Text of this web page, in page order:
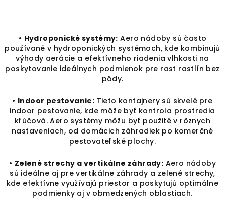
• Hydroponické systémy: Aero nádoby sú často
používané v hydroponických systémoch, kde kombinujú
výhody aerácie a efektívneho riadenia vlhkosti na
poskytovanie ideálnych podmienok pre rast rastlín bez
pôdy.
• Indoor pestovanie: Tieto kontajnery sú skvelé pre
indoor pestovanie, kde môže byť kontrola prostredia
kľúčová. Aero systémy môžu byť použité v rôznych
nastaveniach, od domácich záhradiek po komerčné
pestovateľské plochy.
• Zelené strechy a vertikálne záhrady: Aero nádoby
sú ideálne aj pre vertikálne záhrady a zelené strechy,
kde efektívne využívajú priestor a poskytujú optimálne
podmienky aj v obmedzených oblastiach.